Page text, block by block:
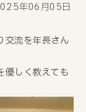
年06月05日
交流を年長さん
優しく教えても